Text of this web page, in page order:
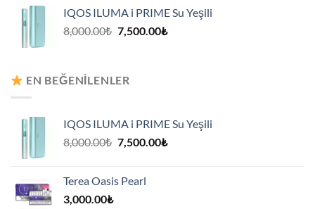
7,500.00₺.
IQOS ILUMA i PRIME Su Yeşili
8,000.00₺ Orijinal
7,500.00₺Şu
EN BEĞENILENLER
IQOS ILUMA i PRIME Su Yeşili
8,000.00₺ Orijinal
7,500.00₺Şu
Terea Oasis Pearl
3,000.00₺